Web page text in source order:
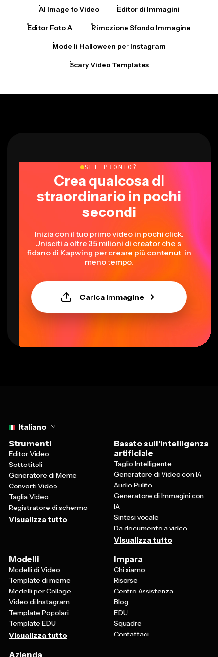
AI Image to Video Editor di Immagini
Editor Foto AI Rimozione Sfondo Immagine
Modelli Halloween per Instagram
Scary Video Templates
SEI PRONTO?
Crea qualcosa di
straordinario in pochi
secondi
Inizia con il tuo primo video in pochi click.
Unisciti a oltre 35 milioni di creator che si
fidano di Kapwing per creare più contenuti in
meno tempo.
Carica Immagine
Italiano
Strumenti
Editor Video
Sottotitoli
Generatore di Meme
Converti Video
Taglia Video
Registratore di schermo
Visualizza tutto
Basato sull'intelligenza
artificiale
Taglio Intelligente
Generatore di Video con IA
Audio Pulito
Generatore di Immagini con
IA
Sintesi vocale
Da documento a video
Visualizza tutto
Modelli
Modelli di Video
Template di meme
Modelli per Collage
Video di Instagram
Template Popolari
Template EDU
Visualizza tutto
Impara
Chi siamo
Risorse
Centro Assistenza
Blog
EDU
Squadre
Contattaci
Azienda